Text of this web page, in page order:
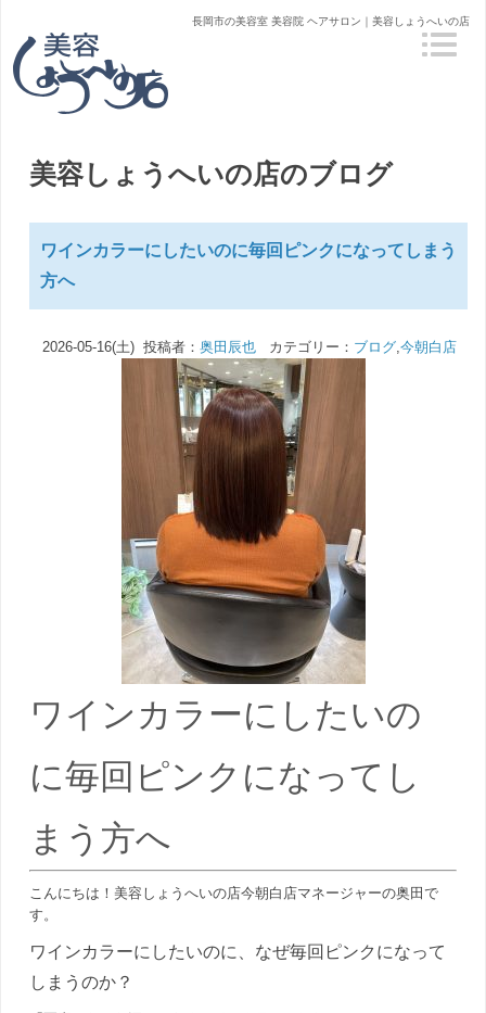
長岡市の美容室 美容院 ヘアサロン｜美容しょうへいの店
美容しょうへいの店のブログ
ワインカラーにしたいのに毎回ピンクになってしまう
方へ
2026-05-16(土) 投稿者： 奥田辰也カテゴリー： ブログ,今朝白店
ワインカラーにしたいの
に毎回ピンクになってし
まう方へ
こんにちは！美容しょうへいの店今朝白店マネージャーの奥田で
す。
ワインカラーにしたいのに、なぜ毎回ピンクになって
しまうのか？